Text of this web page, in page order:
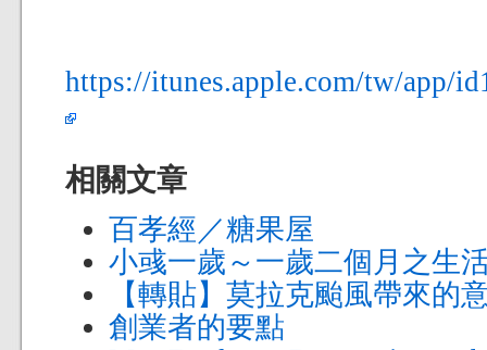
https://itunes.apple.com/tw/app/
相關文章
百孝經／糖果屋
小彧一歲～一歲二個月之生
【轉貼】莫拉克颱風帶來的
創業者的要點